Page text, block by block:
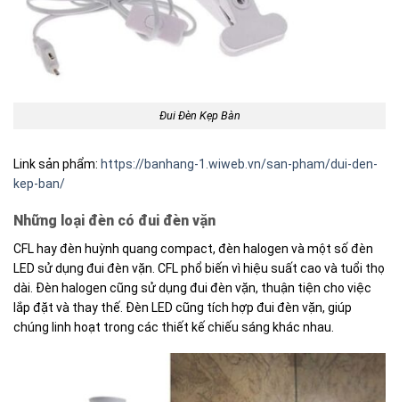
Đui Đèn Kẹp Bàn
Link sản phẩm: https://banhang-1.wiweb.vn/san-pham/dui-den-
kep-ban/
Những loại đèn có đui đèn vặn
CFL hay đèn huỳnh quang compact, đèn halogen và một số đèn
LED sử dụng đui đèn vặn. CFL phổ biến vì hiệu suất cao và tuổi thọ
dài. Đèn halogen cũng sử dụng đui đèn vặn, thuận tiện cho việc
lắp đặt và thay thế. Đèn LED cũng tích hợp đui đèn vặn, giúp
chúng linh hoạt trong các thiết kế chiếu sáng khác nhau.